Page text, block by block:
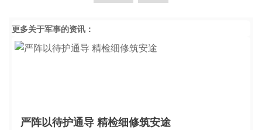
更多关于军事的资讯：
严阵以待护通导 精检细修筑安途